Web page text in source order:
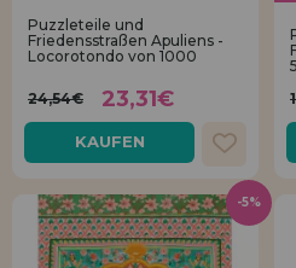
Puzzleteile und
Friedensstraßen Apuliens -
Locorotondo von 1000
24,54€ 23,31€
KAUFEN
-5%